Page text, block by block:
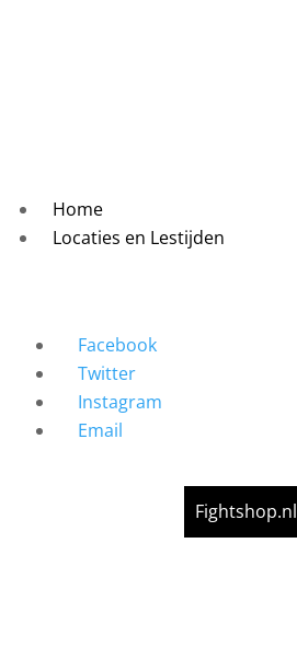
Home
Locaties en Lestijden
Facebook
Twitter
Instagram
Email
Fightshop.nl